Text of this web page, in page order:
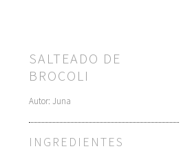
SALTEADO DE
BROCOLI
Autor:Juna
INGREDIENTES